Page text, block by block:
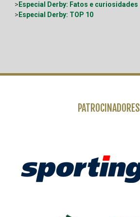
> Especial Derby: Fatos e curiosidades
> Especial Derby: TOP 10
PATROCINADORES